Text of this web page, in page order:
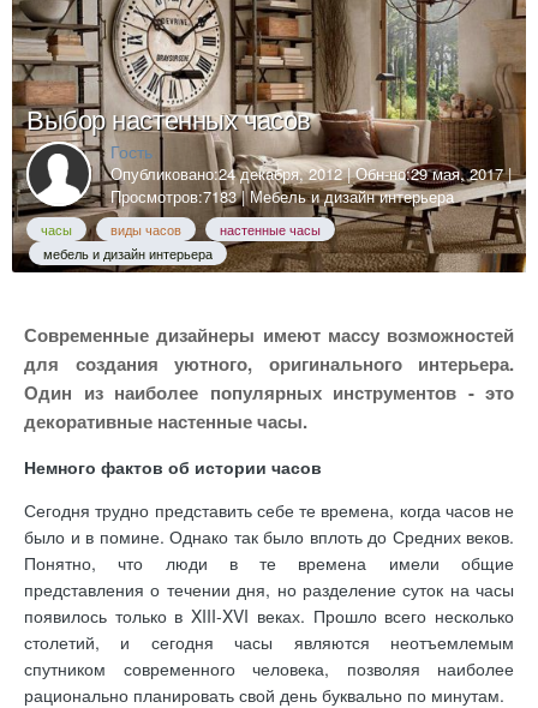
Выбор настенных часов
Гость
Опубликовано:24 декабря, 2012| Обн-но:29 мая, 2017|
Просмотров:7183 |Мебель и дизайн интерьера
часы виды часов
настенные часы
мебель и дизайн интерьера
Современные дизайнеры имеют массу возможностей
для создания уютного, оригинального интерьера.
Один из наиболее популярных инструментов - это
декоративные настенные часы.
Немного фактов об истории часов
Сегодня трудно представить себе те времена, когда часов не
было и в помине. Однако так было вплоть до Средних веков.
Понятно, что люди в те времена имели общие
представления о течении дня, но разделение суток на часы
появилось только в XIII-XVI веках. Прошло всего несколько
столетий, и сегодня часы являются неотъемлемым
спутником современного человека, позволяя наиболее
рационально планировать свой день буквально по минутам.